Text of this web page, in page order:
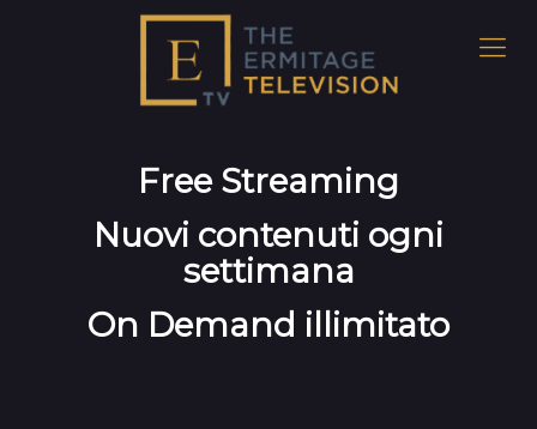
Free Streaming
Nuovi contenuti ogni
settimana
On Demand illimitato